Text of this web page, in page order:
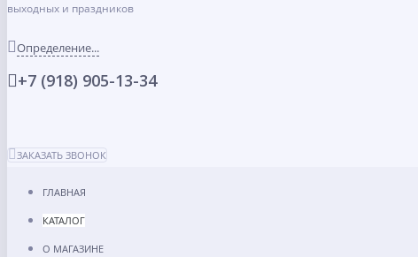
выходных и праздников
Определение...
+7 (918) 905-13-34
ЗАКАЗАТЬ ЗВОНОК
ГЛАВНАЯ
КАТАЛОГ
О МАГАЗИНЕ